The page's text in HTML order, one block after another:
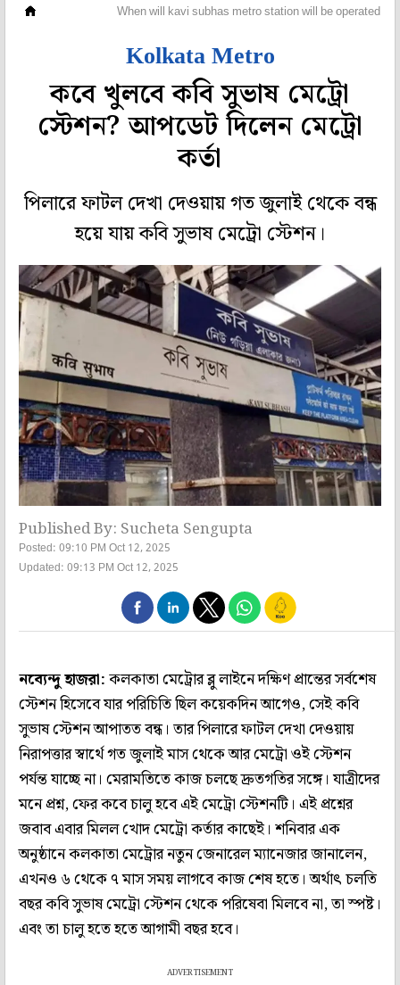
When will kavi subhas metro station will be operated
Kolkata Metro
কবে খুলবে কবি সুভাষ মেট্রো
স্টেশন? আপডেট দিলেন মেট্রো
কর্তা
পিলারে ফাটল দেখা দেওয়ায় গত জুলাই থেকে বন্ধ
হয়ে যায় কবি সুভাষ মেট্রো স্টেশন।
Published By: Sucheta Sengupta
Posted: 09:10 PM Oct 12, 2025
Updated: 09:13 PM Oct 12, 2025
নব্যেন্দু হাজরা:কলকাতা মেট্রোর ব্লু লাইনে দক্ষিণ প্রান্তের সর্বশেষ
স্টেশন হিসেবে যার পরিচিতি ছিল কয়েকদিন আগেও, সেই কবি
সুভাষ স্টেশন আপাতত বন্ধ। তার পিলারে ফাটল দেখা দেওয়ায়
নিরাপত্তার স্বার্থে গত জুলাই মাস থেকে আর মেট্রো ওই স্টেশন
পর্যন্ত যাচ্ছে না। মেরামতিতে কাজ চলছে দ্রুতগতির সঙ্গে। যাত্রীদের
মনে প্রশ্ন, ফের কবে চালু হবে এই মেট্রো স্টেশনটি। এই প্রশ্নের
জবাব এবার মিলল খোদ মেট্রো কর্তার কাছেই। শনিবার এক
অনুষ্ঠানে কলকাতা মেট্রোর নতুন জেনারেল ম্যানেজার জানালেন,
এখনও ৬ থেকে ৭ মাস সময় লাগবে কাজ শেষ হতে। অর্থাৎ চলতি
বছর কবি সুভাষ মেট্রো স্টেশন থেকে পরিষেবা মিলবে না, তা স্পষ্ট।
এবং তা চালু হতে হতে আগামী বছর হবে।
ADVERTISEMENT